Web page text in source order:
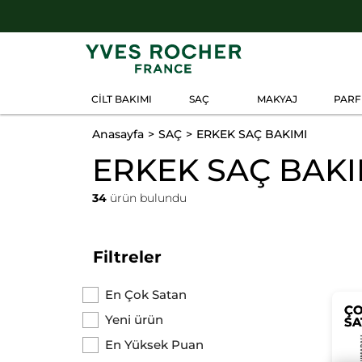
CİLT BAKIMI SAÇ MAKYAJ
Anasayfa SAÇ ERKEK SAÇ BAKIMI
ERKEK SAÇ
34 ürün bulundu
Filtreler
En Çok Satan
Yeni ürün
En Yüksek Puan